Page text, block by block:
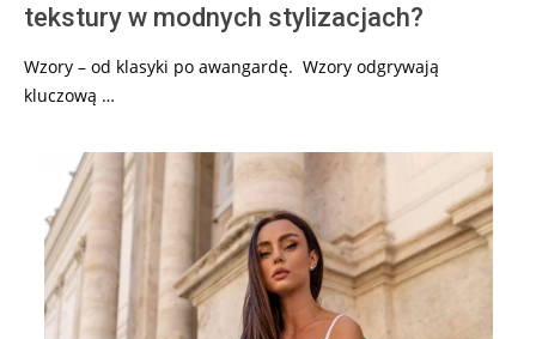
tekstury w modnych stylizacjach?
Wzory – od klasyki po awangardę. Wzory odgrywają
kluczową …